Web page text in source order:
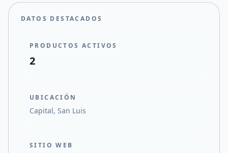
DATOS DESTACADOS
PRODUCTOS ACTIVOS
2
UBICACIÓN
Capital, San Luis
SITIO WEB